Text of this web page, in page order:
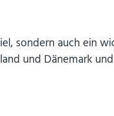
sondern auch ein
und Dänemark